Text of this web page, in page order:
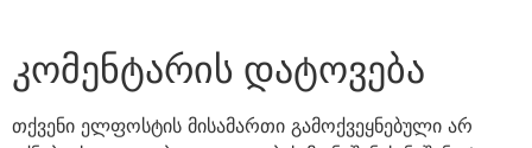
კომენტარის დატოვება
თქვენი ელფოსტის მისამართი გამოქვეყნებული არ